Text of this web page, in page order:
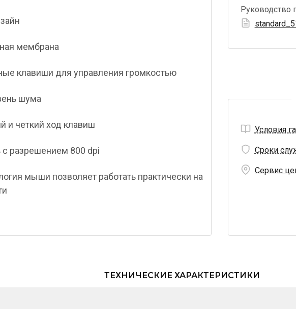
мембрана
клавиши для управления громкостью
шума
и четкий ход клавиш
разрешением 800 dpi
мыши позволяет работать практически на
Руководство
Условия
Сроки
Сервис
ТЕХНИЧЕСКИЕ ХАРАКТЕРИСТИКИ